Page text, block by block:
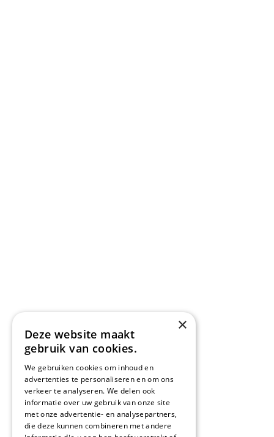
×
Deze website maakt
gebruik van cookies.
We gebruiken cookies om inhoud en
advertenties te personaliseren en om ons
verkeer te analyseren. We delen ook
informatie over uw gebruik van onze site
met onze advertentie- en analysepartners,
die deze kunnen combineren met andere